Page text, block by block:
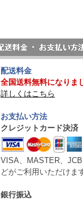
配送料金
全国送料無料になりま
詳しくはこちら
お支払い方法
クレジットカード決済
VISA、MASTER、
どがご利用いただけま
銀行振込